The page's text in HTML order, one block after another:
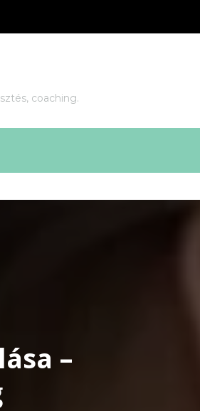
coaching.
–